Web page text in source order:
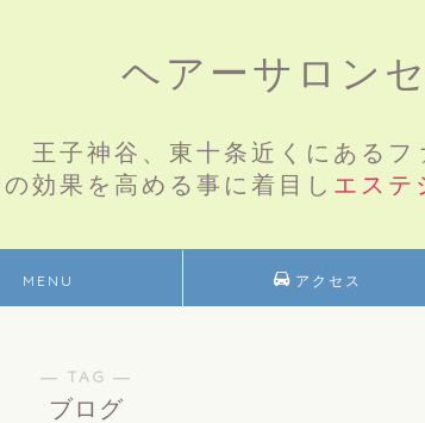
ヘアーサロン
王子神谷、東十条近くにあるフ
効果を高める事に着目し エステ
MENU アクセス
― TAG ―
ブログ